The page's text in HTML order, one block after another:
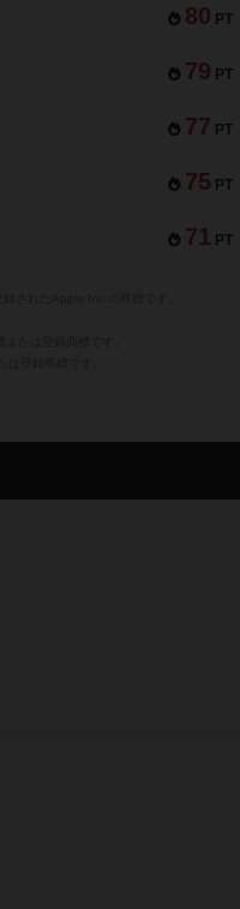
80 PT
79 PT
77 PT
75 PT
71 PT